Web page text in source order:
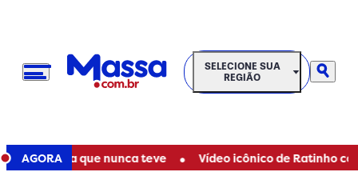
SELECIONE SUA REGIÃO
SELECIONE SUA
REGIÃO
AGORA
de filha que nunca teve • Vídeo icônico de Ratinho com